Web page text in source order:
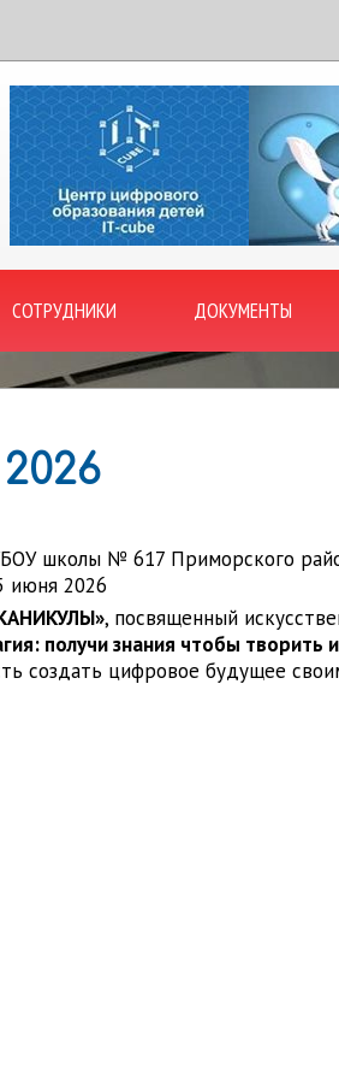
СОТРУДНИКИ ДОКУМЕНТЫ
школы № 617 Приморского
июня 2026
, посвященный
получи знания чтобы творить
создать цифровое будущее